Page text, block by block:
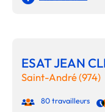
ESAT JEAN
Saint-André (974)
80 travailleurs